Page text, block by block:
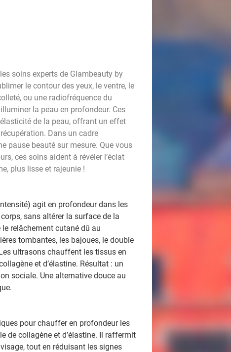
soins experts de Glambeauty by
le contour des yeux, le ventre, le
ou une radiofréquence du
la peau en profondeur. Ces
de la peau, offrant un effet
Dans un cadre
pause beauté sur mesure. Que vous
ces soins aident à révéler l’éclat
plus lisse et rajeunie !
agit en profondeur dans les
sans altérer la surface de la
relâchement cutané dû au
tombantes, les bajoues, le double
ultrasons chauffent les tissus en
et d’élastine. Résultat : un
sociale. Une alternative douce au
pour chauffer en profondeur les
de collagène et d’élastine. Il raffermit
tout en réduisant les signes